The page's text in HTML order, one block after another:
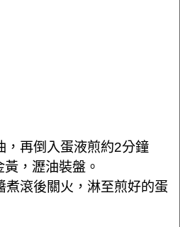
，再倒入蛋液煎約2分鐘
，瀝油裝盤。
煮滾後關火，淋至煎好的蛋